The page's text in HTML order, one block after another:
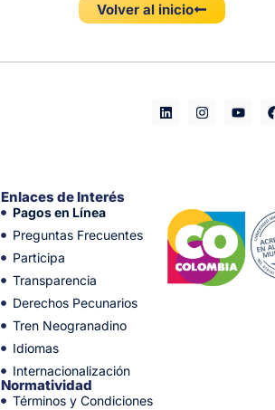
Volver al inicio
Enlaces de Interés
Pagos en Línea
Preguntas Frecuentes
Participa
Transparencia
Derechos Pecunarios
Tren Neogranadino
Idiomas
Internacionalización
Normatividad
Términos y Condiciones